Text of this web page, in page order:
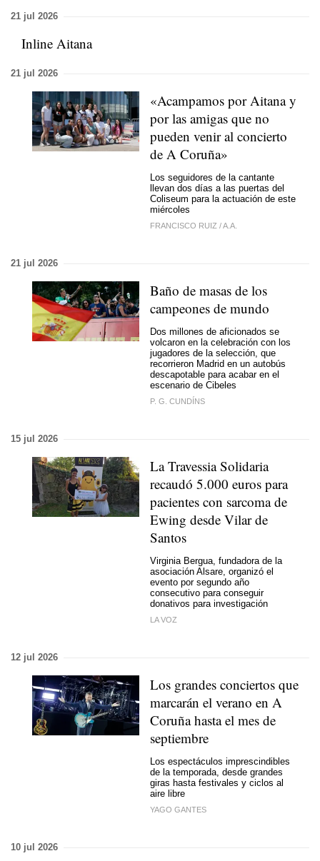
21 jul 2026
Inline Aitana
21 jul 2026
«Acampamos por Aitana y
por las amigas que no
pueden venir al concierto
de A Coruña»
Los seguidores de la cantante
llevan dos días a las puertas del
Coliseum para la actuación de este
miércoles
FRANCISCO RUIZ /A.A.
21 jul 2026
Baño de masas de los
campeones de mundo
Dos millones de aficionados se
volcaron en la celebración con los
jugadores de la selección, que
recorrieron Madrid en un autobús
descapotable para acabar en el
escenario de Cibeles
P. G. CUNDÍNS
15 jul 2026
La Travessia Solidaria
recaudó 5.000 euros para
pacientes con sarcoma de
Ewing desde Vilar de
Santos
Virginia Bergua, fundadora de la
asociación Alsare, organizó el
evento por segundo año
consecutivo para conseguir
donativos para investigación
LA VOZ
12 jul 2026
Los grandes conciertos que
marcarán el verano en A
Coruña hasta el mes de
septiembre
Los espectáculos imprescindibles
de la temporada, desde grandes
giras hasta festivales y ciclos al
aire libre
YAGO GANTES
10 jul 2026